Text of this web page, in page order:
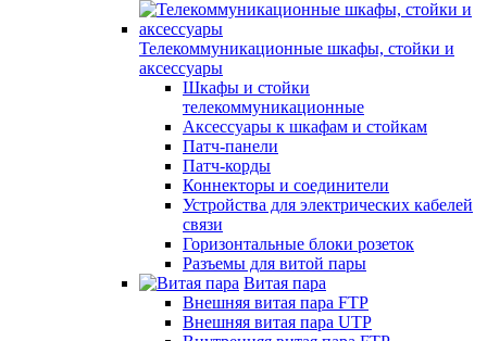
Телекоммуникационные шкафы, стойки и
аксессуары
Шкафы и стойки
телекоммуникационные
Аксессуары к шкафам и стойкам
Патч-панели
Патч-корды
Коннекторы и соединители
Устройства для электрических кабелей
связи
Горизонтальные блоки розеток
Разъемы для витой пары
Витая пара
Внешняя витая пара FTP
Внешняя витая пара UTP